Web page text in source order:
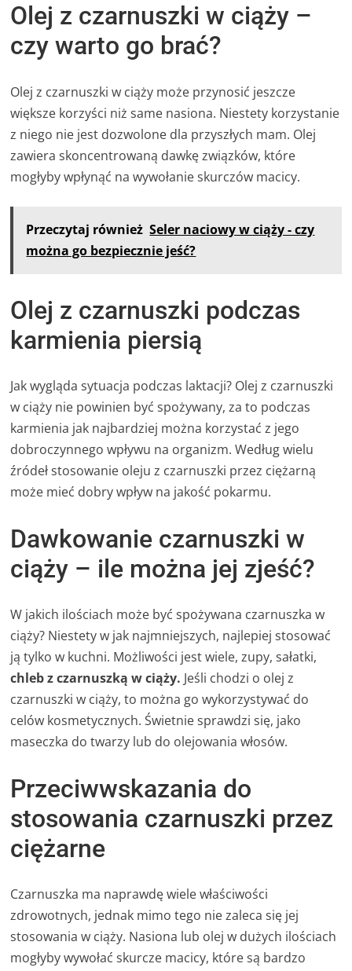
Olej z czarnuszki w ciąży –
czy warto go brać?
Olej z czarnuszki w ciąży może przynosić jeszcze
większe korzyści niż same nasiona. Niestety korzystanie
z niego nie jest dozwolone dla przyszłych mam. Olej
zawiera skoncentrowaną dawkę związków, które
mogłyby wpłynąć na wywołanie skurczów macicy.
Przeczytaj również Seler naciowy w ciąży - czy
można go bezpiecznie jeść?
Olej z czarnuszki podczas
karmienia piersią
Jak wygląda sytuacja podczas laktacji? Olej z czarnuszki
w ciąży nie powinien być spożywany, za to podczas
karmienia jak najbardziej można korzystać z jego
dobroczynnego wpływu na organizm. Według wielu
źródeł stosowanie oleju z czarnuszki przez ciężarną
może mieć dobry wpływ na jakość pokarmu.
Dawkowanie czarnuszki w
ciąży – ile można jej zjeść?
W jakich ilościach może być spożywana czarnuszka w
ciąży? Niestety w jak najmniejszych, najlepiej stosować
ją tylko w kuchni. Możliwości jest wiele, zupy, sałatki,
chleb z czarnuszką w ciąży. Jeśli chodzi o olej z
czarnuszki w ciąży, to można go wykorzystywać do
celów kosmetycznych. Świetnie sprawdzi się, jako
maseczka do twarzy lub do olejowania włosów.
Przeciwwskazania do
stosowania czarnuszki przez
ciężarne
Czarnuszka ma naprawdę wiele właściwości
zdrowotnych, jednak mimo tego nie zaleca się jej
stosowania w ciąży. Nasiona lub olej w dużych ilościach
mogłyby wywołać skurcze macicy, które są bardzo